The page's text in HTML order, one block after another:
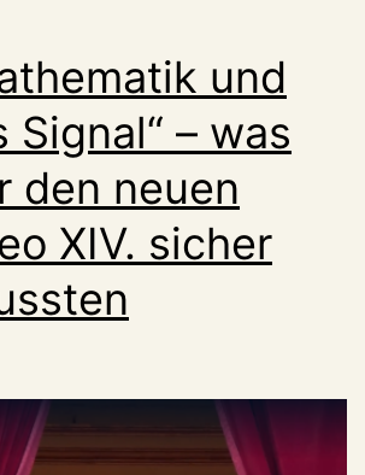
und
Signal“ – was
den neuen
XIV. sicher